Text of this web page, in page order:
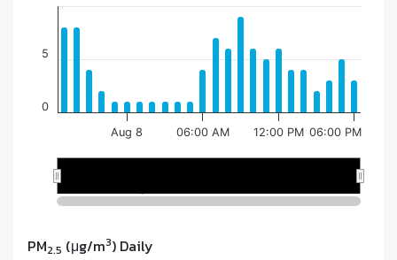
PM2.5 (μg/m3) Daily